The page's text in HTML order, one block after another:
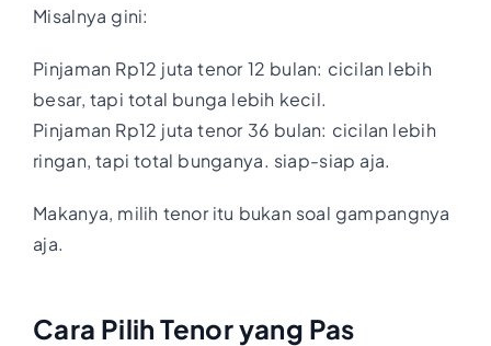
Misalnya gini:
Pinjaman Rp12 juta tenor 12 bulan: cicilan lebih
besar, tapi total bunga lebih kecil.
Pinjaman Rp12 juta tenor 36 bulan: cicilan lebih
ringan, tapi total bunganya. siap-siap aja.
Makanya, milih tenor itu bukan soal gampangnya
aja.
Cara Pilih Tenor yang Pas